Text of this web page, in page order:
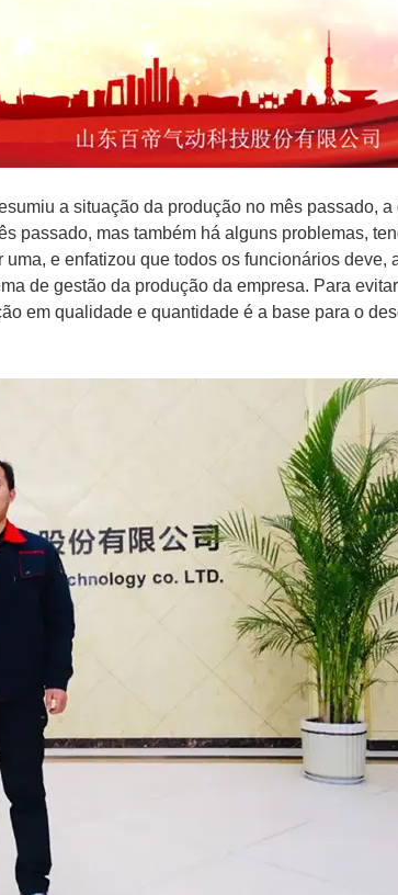
a situação da produção no mês passado,
passado, mas também há alguns problemas,
e enfatizou que todos os funcionários deve,
de gestão da produção da empresa. Para
em qualidade e quantidade é a base para o